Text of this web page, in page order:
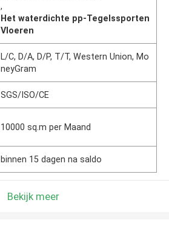
,
Het waterdichte pp-Tegelssporten
Vloeren
L/C, D/A, D/P, T/T, Western Union, Mo
neyGram
SGS/ISO/CE
10000 sq.m per Maand
binnen 15 dagen na saldo
Bekijk meer